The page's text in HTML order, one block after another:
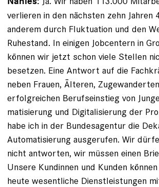
verlieren in den nächsten zehn Jahren
anderem durch Fluktuation und den
Ruhestand. In einigen Jobcentern in
können wir jetzt schon viele Stellen
besetzen. Eine Antwort auf die
neben Frauen, Älteren,
erfolgreichen Berufseinstieg von
matisierung und Digitalisierung der
habe ich in der Bundesagentur die
Automatisierung ausgerufen. Wir
nicht antworten, wir müssen einen
Unsere Kundinnen und Kunden
heute wesentliche Dienstleistungen